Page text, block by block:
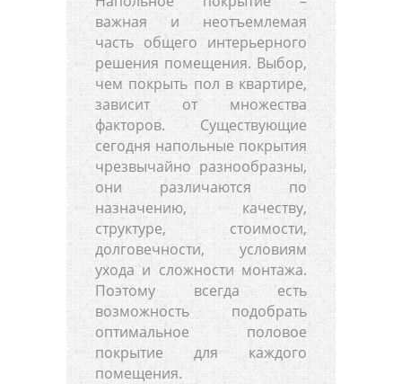
важная и неотъемлемая
часть общего интерьерного
решения помещения. Выбор,
чем покрыть пол в квартире,
зависит от множества
факторов. Существующие
сегодня напольные покрытия
чрезвычайно разнообразны,
они различаются по
назначению, качеству,
структуре, стоимости,
долговечности, условиям
ухода и сложности монтажа.
Поэтому всегда есть
возможность подобрать
оптимальное половое
покрытие для каждого
помещения.